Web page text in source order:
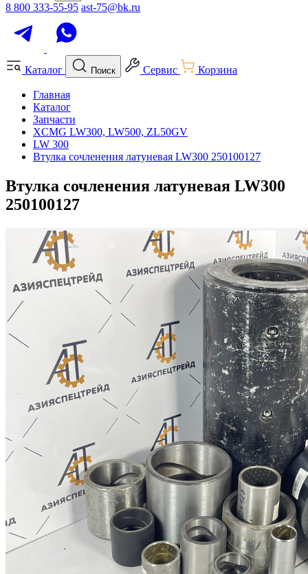
8 800 333-55-95 ast-75@bk.ru
Каталог Поиск Сервис Корзина
Главная
Каталог
Запчасти
XCMG LW300, LW500, ZL50GV
LW 300
Втулка сочленения латуневая LW300 250100127
Втулка сочленения латуневая LW300
250100127